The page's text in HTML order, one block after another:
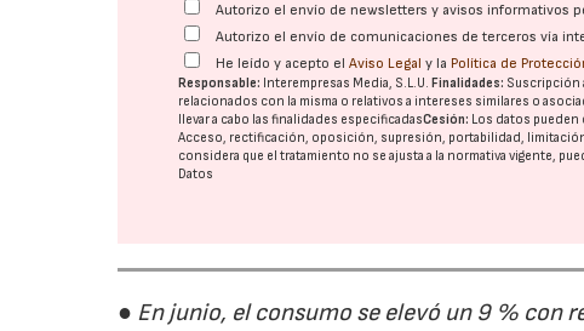
Autorizo el envío de newsletters y avisos informativos
Autorizo el envío de comunicaciones de terceros vía
He leído y acepto elAviso Legal y la Política de
Responsable: Interempresas Media, S.L.U. Finalidades: Suscripción
relacionados con la misma o relativos a intereses similares o
llevar a cabo las finalidades especificadasCesión: Los datos pueden
Acceso, rectificación, oposición, supresión, portabilidad,
considera que el tratamiento no se ajusta a la normativa vigente,
Datos
● En junio, el consumo se elevó un 9 % con